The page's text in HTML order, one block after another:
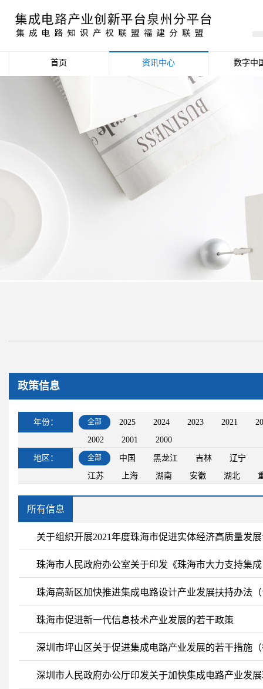
首页 资讯中心
政策信息
活动公告
数据统计分析
数字中
政策信息
年份： 全部 2025 2024 2023 2021
2002
2001 2000
地区： 全部 中国 黑龙江 吉林
辽宁
江苏
上海 湖南 安徽 湖北
所有信息
关于组织开展2021年度珠海市促进实体经济高质量发
珠海市人民政府办公室关于印发《珠海市大力支持集
珠海高新区加快推进集成电路设计产业发展扶持办法
珠海市促进新一代信息技术产业发展的若干政策
深圳市坪山区关于促进集成电路产业发展的若干措施
深圳市人民政府办公厅印发关于加快集成电路产业发